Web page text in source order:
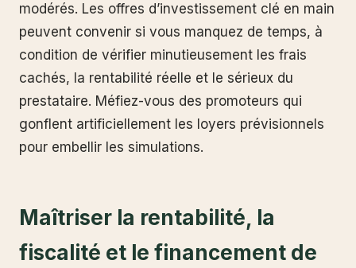
modérés. Les offres d’investissement clé en main
peuvent convenir si vous manquez de temps, à
condition de vérifier minutieusement les frais
cachés, la rentabilité réelle et le sérieux du
prestataire. Méfiez-vous des promoteurs qui
gonflent artificiellement les loyers prévisionnels
pour embellir les simulations.
Maîtriser la rentabilité, la
fiscalité et le financement de